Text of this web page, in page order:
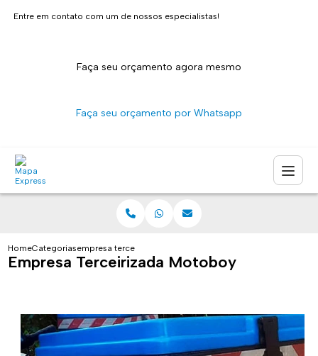
Entre em contato com um de nossos especialistas!
Faça seu orçamento agora mesmo
Faça seu orçamento por Whatsapp
HomeCategoriasempresa terceirizada motoboy
Empresa Terceirizada Motoboy